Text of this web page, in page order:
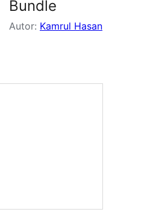
Bundle
Autor: Kamrul Hasan